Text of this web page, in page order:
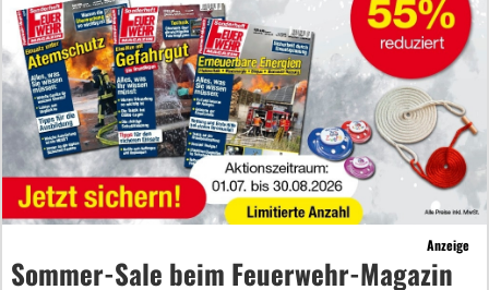
Anzeige
Sommer-Sale beim Feuerwehr-Magazin